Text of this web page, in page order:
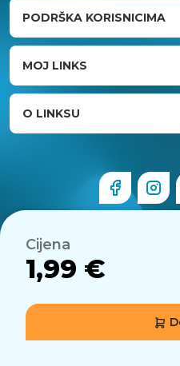
Cijena
1,99 €
PODRŠKA KORISNICIMA
MOJ LINKS
O LINKSU
© 2026 Links.hr .